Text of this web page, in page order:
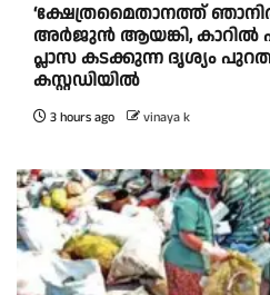
‘ക്ഷേത്രമൈതാനത്ത്
അർജുൻ ആയങ്കി, കാറിൽ
പ്ലാസ കടക്കുന്ന ദൃശ്യം
കസ്റ്റഡിയിൽ
3 hours ago vinaya k